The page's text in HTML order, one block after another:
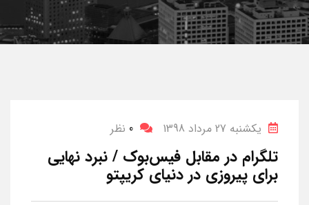
یکشنبه 27 مرداد 1398 0 نظر
تلگرام در مقابل فیس‌بوک / نبرد نهایی
برای پیروزی در دنیای کریپتو